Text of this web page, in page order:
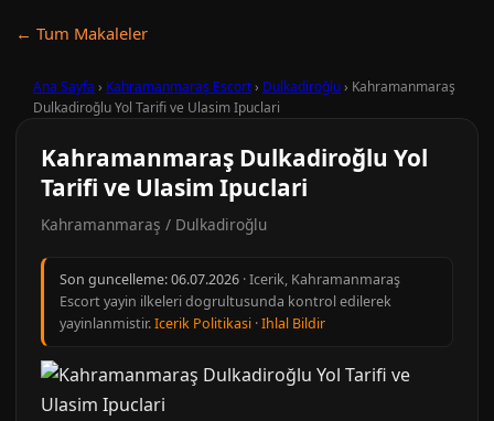
← Tum Makaleler
Ana Sayfa › Kahramanmaraş Escort› Dulkadiroğlu› Kahramanmaraş
Dulkadiroğlu Yol Tarifi ve Ulasim Ipuclari
Kahramanmaraş Dulkadiroğlu Yol
Tarifi ve Ulasim Ipuclari
Kahramanmaraş / Dulkadiroğlu
Son guncelleme:06.07.2026 · Icerik, Kahramanmaraş
Escort yayin ilkeleri dogrultusunda kontrol edilerek
yayinlanmistir.Icerik Politikasi ·Ihlal Bildir